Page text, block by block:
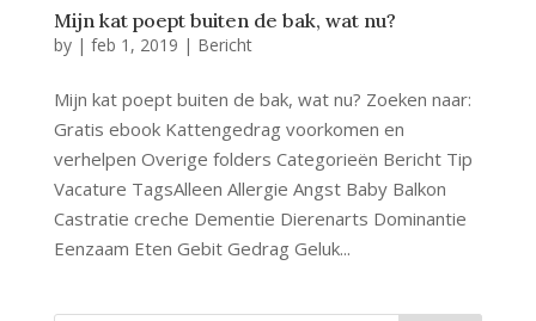
Mijn kat poept buiten de bak, wat nu?
by | feb 1, 2019 | Bericht
Mijn kat poept buiten de bak, wat nu? Zoeken naar:
Gratis ebook Kattengedrag voorkomen en
verhelpen Overige folders Categorieën Bericht Tip
Vacature TagsAlleen Allergie Angst Baby Balkon
Castratie creche Dementie Dierenarts Dominantie
Eenzaam Eten Gebit Gedrag Geluk...